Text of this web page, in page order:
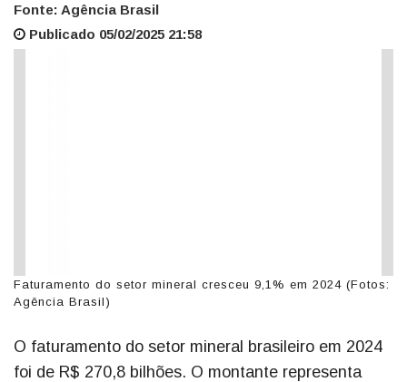
Fonte: Agência Brasil
Publicado 05/02/2025 21:58
Faturamento do setor mineral cresceu 9,1% em 2024 (Fotos:
Agência Brasil)
O faturamento do setor mineral brasileiro em 2024
foi de R$ 270,8 bilhões. O montante representa